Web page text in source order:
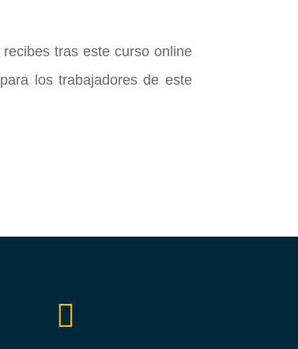
tras este curso online
los trabajadores de este
